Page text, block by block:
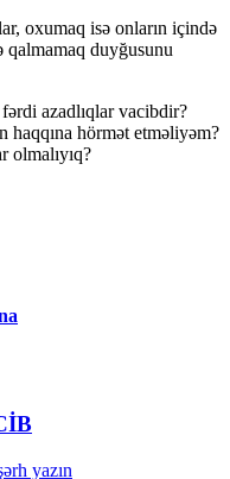
oxumaq isə onların içində
qalmamaq duyğusunu
azadlıqlar vacibdir?
haqqına hörmət etməliyəm?
olmalıyıq?
yazın